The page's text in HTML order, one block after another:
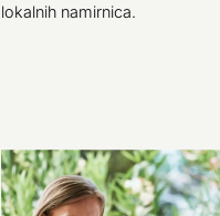
lokalnih namirnica.